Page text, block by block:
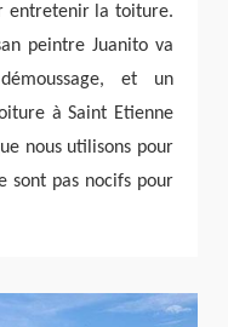
entretenir la toiture.
peintre Juanito va
et un
à Saint Etienne
nous utilisons pour
sont pas nocifs pour